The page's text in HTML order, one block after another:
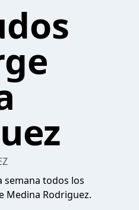
semana todos los
Medina Rodriguez.